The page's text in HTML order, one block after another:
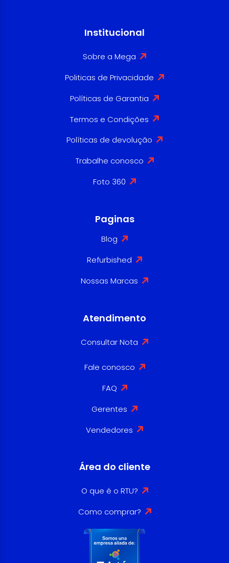
Institucional
Sobre a Mega
Politicas de Privacidade
Políticas de Garantia
Termos e Condições
Políticas de devolução
Trabalhe conosco
Foto 360
Paginas
Blog
Refurbished
Nossas Marcas
Atendimento
Consultar Nota
Fale conosco
FAQ
Gerentes
Vendedores
Área do cliente
O que é o RTU?
Como comprar?